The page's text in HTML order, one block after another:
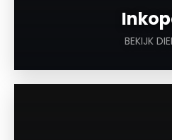
BEKIJK